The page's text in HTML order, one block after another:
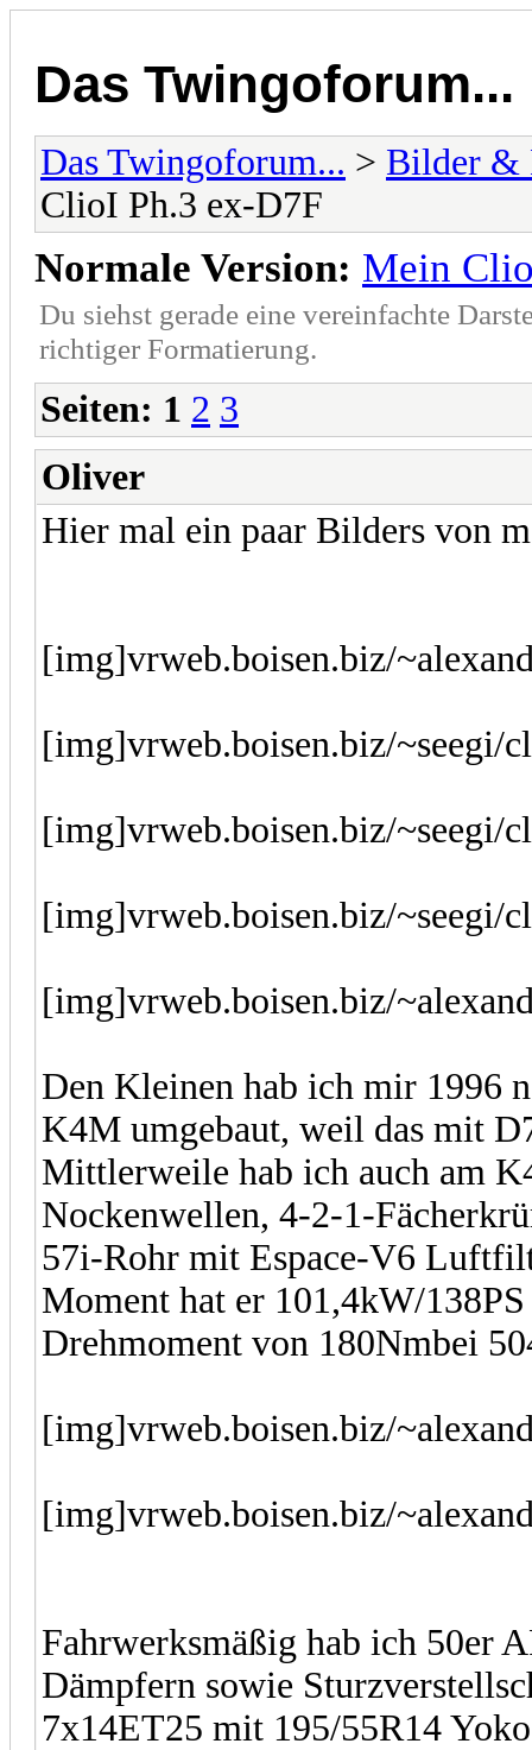
Das Twingoforum...
Das Twingoforum... > Bilder &
ClioI Ph.3 ex-D7F
Normale Version: Mein
Du siehst gerade eine vereinfachte
richtiger Formatierung.
Seiten: 1 2 3
Oliver
Hier mal ein paar Bilders von
[img]vrweb.boisen.biz/
[img]vrweb.boisen.biz/~seegi/
[img]vrweb.boisen.biz/~seegi/
[img]vrweb.boisen.biz/~seegi/
[img]vrweb.boisen.biz/
Den Kleinen hab ich mir 1996
K4M umgebaut, weil das mit
Mittlerweile hab ich auch am
Nockenwellen, 4-2-1-
57i-Rohr mit Espace-V6
Moment hat er 101,4kW/
Drehmoment von 180Nmbei
[img]vrweb.boisen.biz/
[img]vrweb.boisen.biz/
Fahrwerksmäßig hab ich 50er
Dämpfern sowie
7x14ET25 mit 195/55R14